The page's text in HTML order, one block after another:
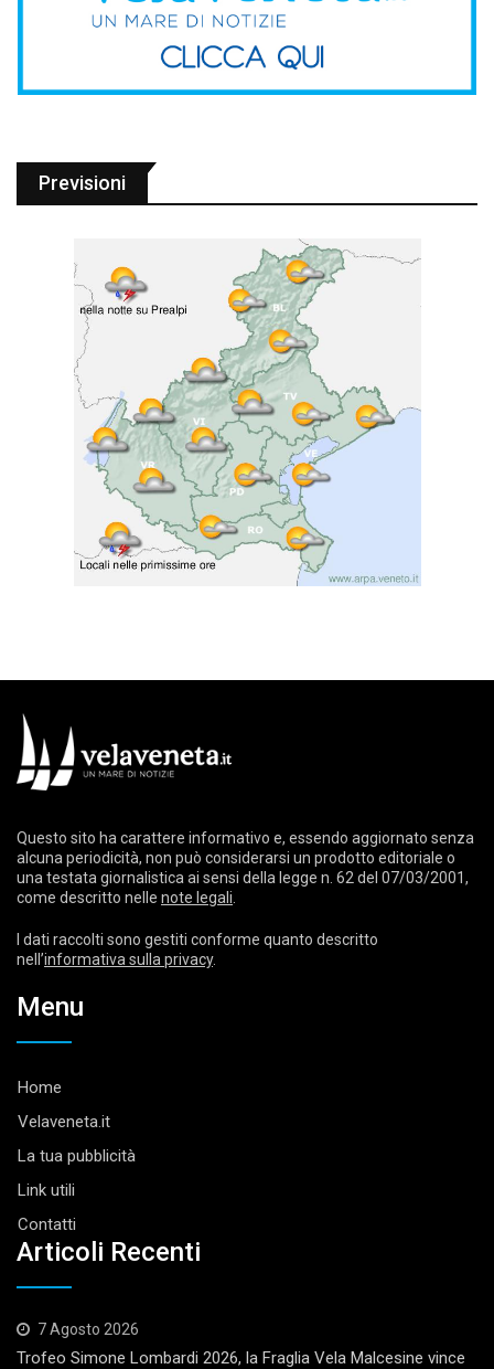
Previsioni
Questo sito ha carattere informativo e, essendo aggiornato senza
alcuna periodicità, non può considerarsi un prodotto editoriale o
una testata giornalistica ai sensi della legge n. 62 del 07/03/2001,
come descritto nelle note legali
I dati raccolti sono gestiti conforme quanto descritto
nell’informativa sulla privacy.
Menu
Home
Velaveneta.it
La tua pubblicità
Link utili
Contatti
Articoli Recenti
7 Agosto 2026
Trofeo Simone Lombardi 2026, la Fraglia Vela Malcesine vince